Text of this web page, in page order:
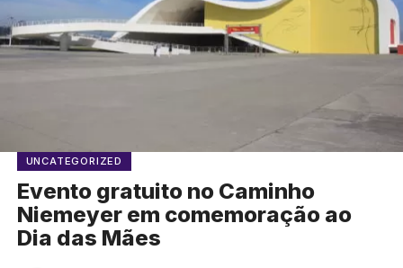
UNCATEGORIZED
Evento gratuito no Caminho
Niemeyer em comemoração ao
Dia das Mães